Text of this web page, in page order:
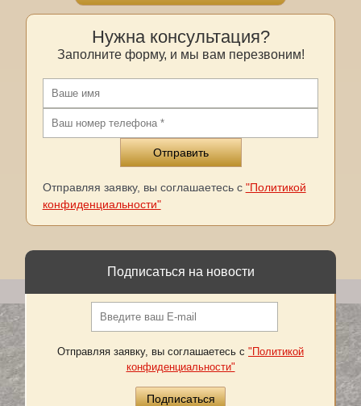
Нужна консультация?
Заполните форму, и мы вам перезвоним!
Отправляя заявку, вы соглашаетесь с "Политикой
конфиденциальности"
Подписаться на новости
Отправляя заявку, вы соглашаетесь с "Политикой
конфиденциальности"